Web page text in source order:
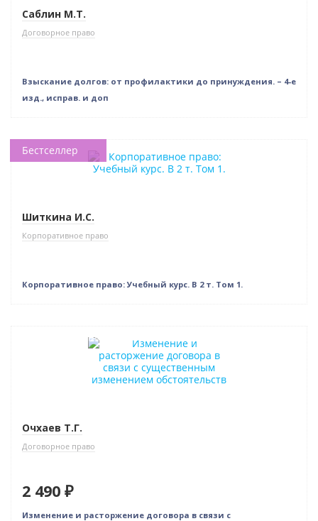
Саблин М.Т.
Договорное право
Взыскание долгов: от профилактики до принуждения. – 4-е
изд., исправ. и доп
Бестселлер
Нет в наличии
Шиткина И.С.
Корпоративное право
Корпоративное право: Учебный курс. В 2 т. Том 1.
Индивидуальный подход
Очхаев Т.Г.
Договорное право
2 490 ₽
Изменение и расторжение договора в связи с